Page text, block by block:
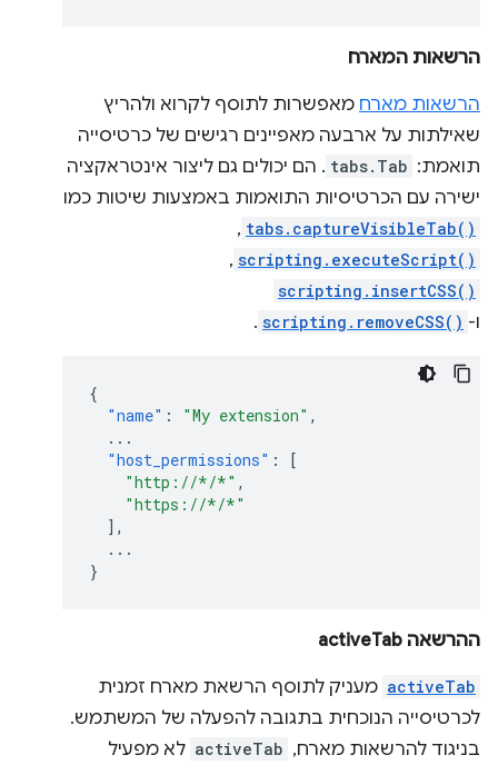
הרשאות המארח
הרשאות מארח מאפשרות לתוסף לקרוא ולהריץ
שאילתות על ארבעה מאפיינים רגישים של כרטיסייה
תואמת: tabs.Tab . הם יכולים גם ליצור אינטראקציה
ישירה עם הכרטיסיות התואמות באמצעות שיטות כמו
tabs.captureVisibleTab()
,‏
scripting.executeScript()
,‏
scripting.insertCSS()
ו- scripting.removeCSS()
.
{
"name" : "My extension" ,
...
"host_permissions" :
[
"http://*/*" ,
"https://*/*"
],
...
}
ההרשאה activeTab
activeTab מעניק לתוסף הרשאת מארח זמנית
לכרטיסייה הנוכחית בתגובה להפעלה של המשתמש.
בניגוד להרשאות מארח, activeTab לא מפעיל